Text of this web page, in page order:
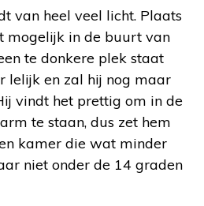
van heel veel licht. Plaats
mogelijk in de buurt van
te donkere plek staat
lelijk en zal hij nog maar
vindt het prettig om in de
te staan, dus zet hem
kamer die wat minder
niet onder de 14 graden